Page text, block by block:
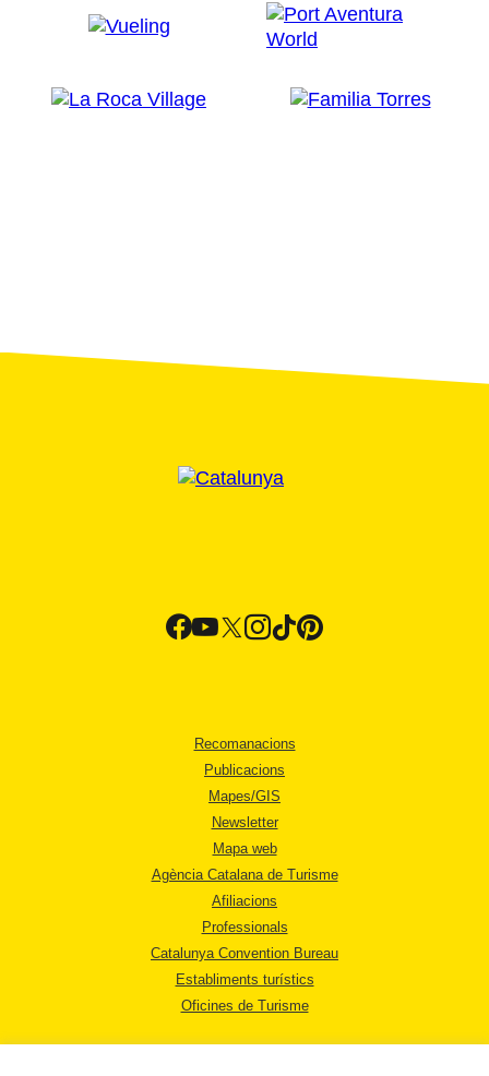
Recomanacions
Publicacions
Mapes/GIS
Newsletter
Mapa web
Agència Catalana de Turisme
Afiliacions
Professionals
Catalunya Convention Bureau
Establiments turístics
Oficines de Turisme